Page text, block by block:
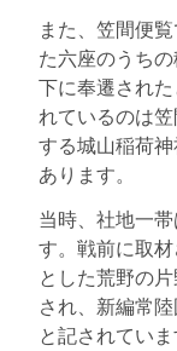
また、笠間便
た六座のうち
下に奉遷され
れているのは
する城山稲荷
あります。
当時、社地一
す。戦前に取
とした荒野の
され、新編常
と記されていま